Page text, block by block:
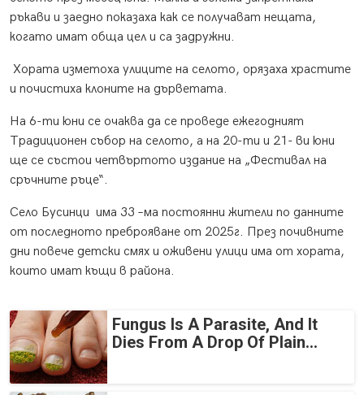
ръкави и заедно показаха как се получават нещата,
когато имат обща цел и са задружни.
Хората изметоха улиците на селото, орязаха храстите
и почистиха клоните на дърветата.
На 6-ти юни се очаква да се проведе ежегодният
Традиционен събор на селото, а на 20-ти и 21- ви юни
ще се състои четвъртото издание на „Фестивал на
сръчните ръце“.
Село Бусинци има 33 –ма постоянни жители по данните
от последното преброяване от 2025г. През почивните
дни повече детски смях и оживени улици има от хората,
които имат къщи в района.
Fungus Is A Parasite, And It
Dies From A Drop Of Plain...